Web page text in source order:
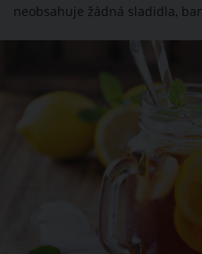
neobsahuje žádná sladidla,